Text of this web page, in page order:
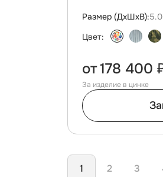
Размер (ДxШxВ):
Цвет:
от178 400
За изделие в цинке
Нумерация
1 2 3